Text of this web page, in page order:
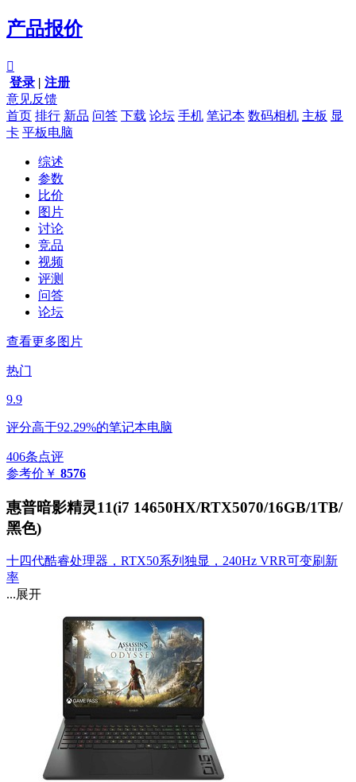
产品报价

登录 | 注册
意见反馈
首页 排行 新品 问答 下载 论坛 手机 笔记本 数码相机 主板 显
卡 平板电脑
综述
参数
比价
图片
讨论
竞品
视频
评测
问答
论坛
查看更多图片
热门
9.9
评分高于92.29%的笔记本电脑
406条点评
参考价 ￥ 8576
惠普暗影精灵11(i7 14650HX/RTX5070/16GB/1TB/
黑色)
十四代酷睿处理器，RTX50系列独显，240Hz VRR可变刷新
率
...展开